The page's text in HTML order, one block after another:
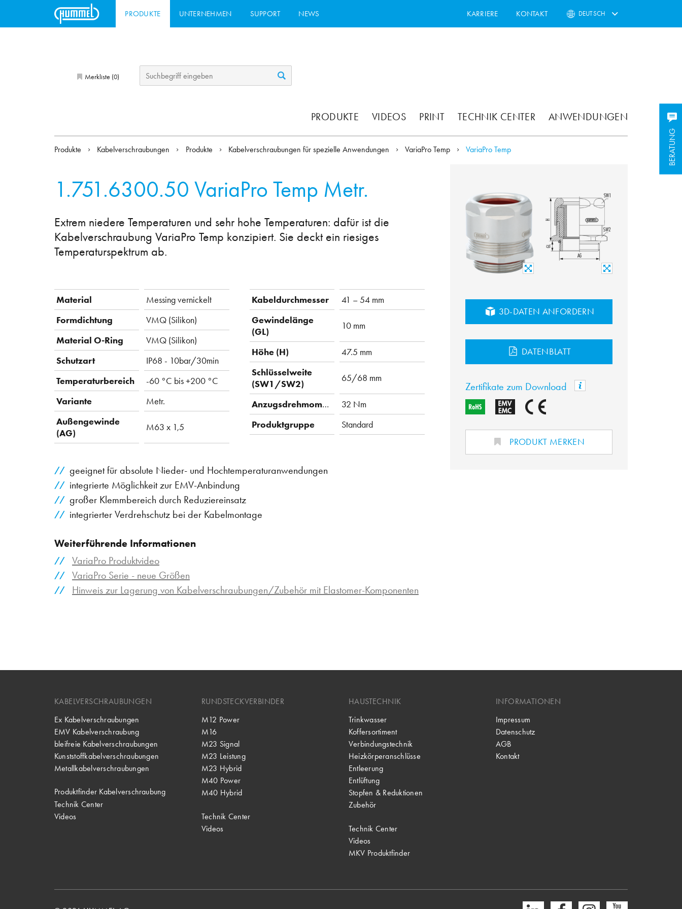
PRODUKTE UNTERNEHMEN SUPPORT NEWS KARRIERE KONTAKT DEUTSCH
Merkliste (0)
PRODUKTE VIDEOS PRINT TECHNIK CENTER ANWENDUNGEN
BERATUNG
BERATUNG
Produkte Kabelverschraubungen Produkte Kabelverschraubungen für spezielle Anwendungen VariaPro Temp VariaPro Temp
1.751.6300.50 VariaPro Temp Metr.
Extrem niedere Temperaturen und sehr hohe Temperaturen: dafür ist die
Kabelverschraubung VariaPro Temp konzipiert. Sie deckt ein riesiges
Temperaturspektrum ab.
Material
Messing vernickelt
Formdichtung
VMQ (Silikon)
Material O-Ring
VMQ (Silikon)
Schutzart
IP68 - 10bar/30min
Temperaturbereich
-60 °C bis +200 °C
Variante
Metr.
Außengewinde
(AG)
M63 x 1,5
Kabeldurchmesser
41 – 54 mm
Gewindelänge
(GL)
10 mm
Höhe (H)
47.5 mm
Schlüsselweite
(SW1/SW2)
65/68 mm
Anzugsdrehmoment
32 Nm
Produktgruppe
Standard
geeignet für absolute Nieder- und Hochtemperaturanwendungen
integrierte Möglichkeit zur EMV-Anbindung
großer Klemmbereich durch Reduziereinsatz
integrierter Verdrehschutz bei der Kabelmontage
Weiterführende Informationen
VariaPro Produktvideo
VariaPro Serie - neue Größen
Hinweis zur Lagerung von Kabelverschraubungen/Zubehör mit Elastomer-Komponenten
3D-DATEN ANFORDERN
DATENBLATT
Zertifikate zum Download
PRODUKT MERKEN
KABELVERSCHRAUBUNGEN
Ex Kabelverschraubungen
EMV Kabelverschraubung
bleifreie Kabelverschraubungen
Kunststoffkabelverschraubungen
Metallkabelverschraubungen
Produktfinder Kabelverschraubung
Technik Center
Videos
RUNDSTECKVERBINDER
M12 Power
M16
M23 Signal
M23 Leistung
M23 Hybrid
M40 Power
M40 Hybrid
Technik Center
Videos
HAUSTECHNIK
Trinkwasser
Koffersortiment
Verbindungstechnik
Heizkörperanschlüsse
Entleerung
Entlüftung
Stopfen & Reduktionen
Zubehör
Technik Center
Videos
MKV Produktfinder
INFORMATIONEN
Impressum
Datenschutz
AGB
Kontakt